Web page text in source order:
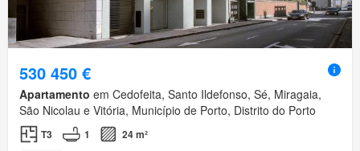
530 450 €
Apartamento em Cedofeita, Santo Ildefonso, Sé, Miragaia,
São Nicolau e Vitória, Município de Porto, Distrito do Porto
T3 1 24 m²